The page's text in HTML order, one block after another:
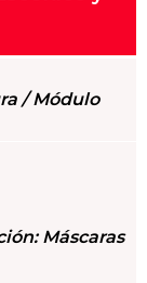
/ Módulo
Máscaras